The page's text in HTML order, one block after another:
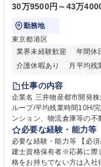
30万9500円～43万
勤務地
東京都港区
業界未経験歓迎
年間休
介護休暇あり
月平均残
在宅OK
賞与あり
駅近5分以内
土日祝休
仕事の内容
企業名 三井物産都市開発株式会社 求人名 【営業事務】業
ループ/平均残業時間10H/完全週休2日 仕事の内容
ンション、物流倉庫等の
貸運営、売却、仲介・活用
いただきます。 【詳細】・契約書管理、契約書製本、捺印対応、ファイリ
ング、登記簿取得、調書
求・支払データ登録、取
必要な経験・能力等
必要な経験・能力等 【必
建士資格保有者※応募に際
格をお持ちでない方は入